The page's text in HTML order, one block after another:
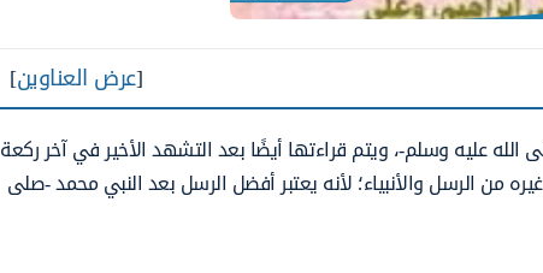
[عرض العناوين]
عليه وسلم-، ويتم قراءتها أيضًا بعد التشهد الأخير في آخر ركعة
من الرسل والأنبياء؛ لأنه يعتبر أفضل الرسل بعد النبي محمد -صلى